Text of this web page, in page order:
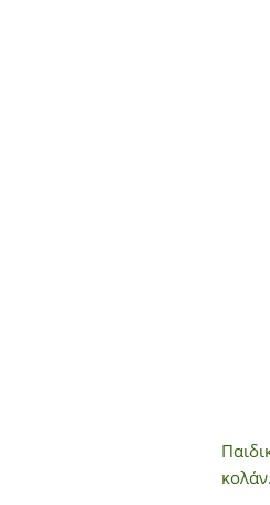
κολάν.